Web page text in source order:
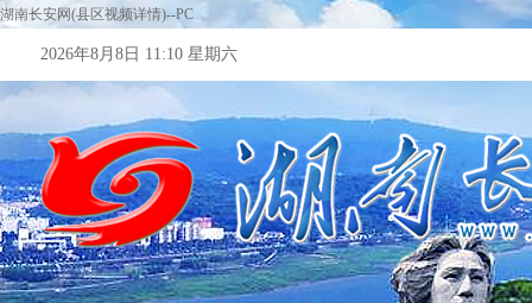
湖南长安网(县区视频详情)--PC
2026年8月8日 11:10 星期六